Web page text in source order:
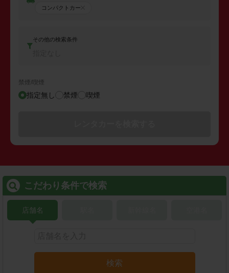
コンパクトカー
その他の検索条件
禁煙/喫煙
指定無し 禁煙 喫煙
こだわり条件で検索
店舗名
検索